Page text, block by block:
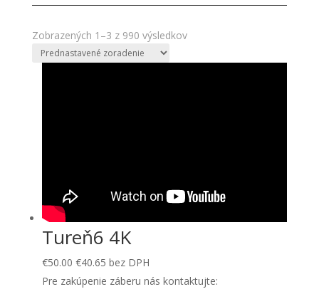
Zobrazených 1–3 z 990 výsledkov
Tureň6 4K
€50.00 €40.65 bez DPH
Pre zakúpenie záberu nás kontaktujte: